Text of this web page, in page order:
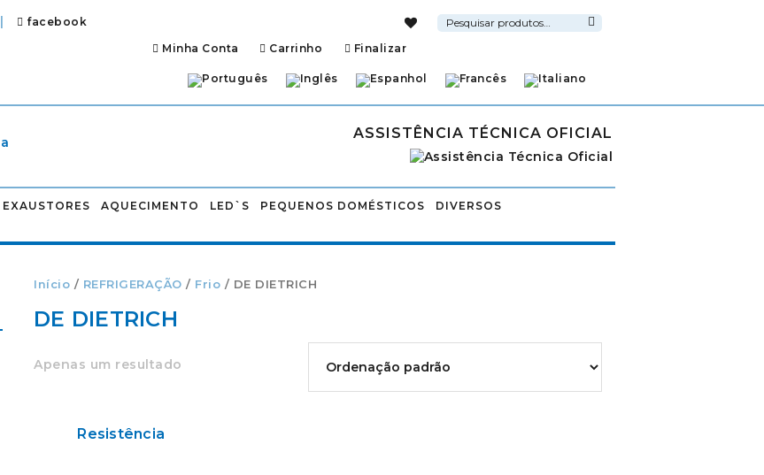
| facebook
Pesquisar
por:
Minha Conta Carrinho Finalizar
ASSISTÊNCIA TÉCNICA OFICIAL
EXAUSTORES AQUECIMENTO LED`S PEQUENOS DOMÉSTICOS
DIVERSOS
Início / REFRIGERAÇÃO / Frio / DE DIETRICH
DE DIETRICH
Apenas um resultado
Resistência